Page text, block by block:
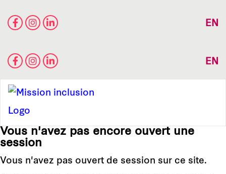
EN
EN
Vous n'avez pas encore ouvert une
session
Vous n'avez pas ouvert de session sur ce site.